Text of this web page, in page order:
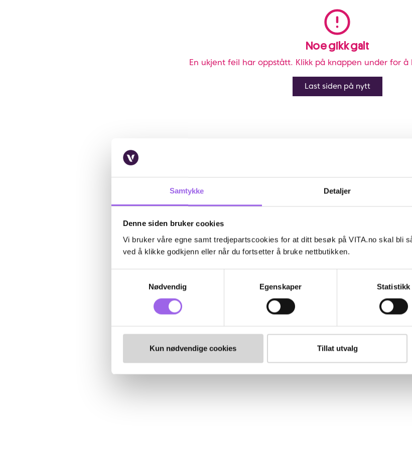
Samtykke Detaljer
Denne siden bruker cookies
Vi bruker våre egne samt tredjepartscookies for at ditt besøk på VITA.no skal bli
ved å klikke godkjenn eller når du fortsetter å bruke nettbutikken.
Nødvendig
Egenskaper Statistikk
Kun nødvendige cookies Tillat utvalg
Noe gikk galt
En ukjent feil har oppstått. Klikk på knappen under for å
Last siden på nytt